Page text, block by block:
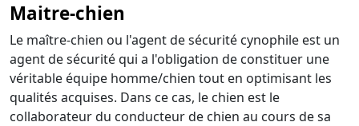
Maitre-chien
Le maître-chien ou l'agent de sécurité cynophile est un
agent de sécurité qui a l'obligation de constituer une
véritable équipe homme/chien tout en optimisant les
qualités acquises. Dans ce cas, le chien est le
collaborateur du conducteur de chien au cours de sa